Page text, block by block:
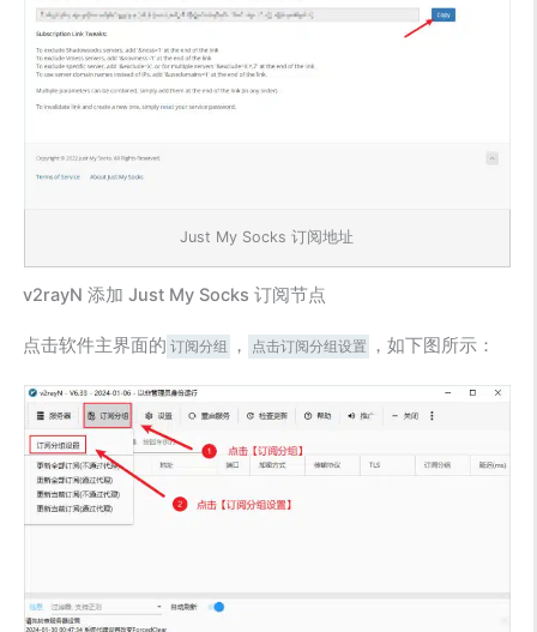
Just My Socks 订阅地址
v2rayN 添加 Just My Socks 订阅节点
点击软件主界面的 订阅分组 ， 点击订阅分组设置 ，如下图所示：